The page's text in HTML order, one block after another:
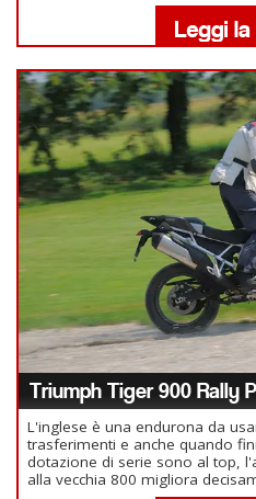
Triumph Tiger 900 Rally
L'inglese è una endurona da
trasferimenti e anche quando
dotazione di serie sono al top,
alla vecchia 800 migliora